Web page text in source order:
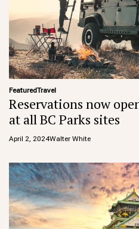
FeaturedTravel
Reservations now
at all BC Parks sites
April 2, 2024Walter White